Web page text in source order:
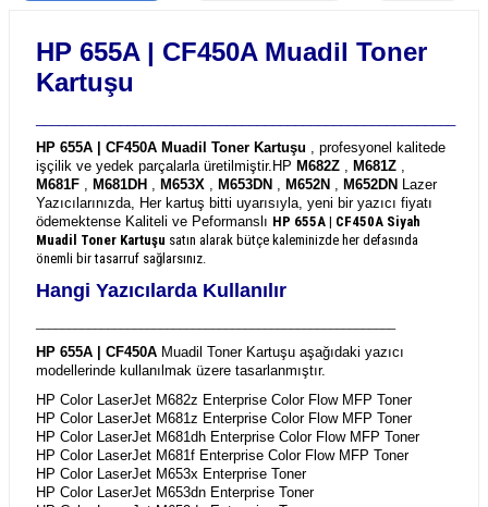
HP 655A | CF450A Muadil Toner
Kartuşu
HP 655A | CF450A Muadil Toner Kartuşu
, profesyonel kalitede
işçilik ve yedek parçalarla üretilmiştir. HP M682Z M681Z
M681F
M681DH M653X M653DN M652N M652DN Lazer
Yazıcılarınızda, Her kartuş bitti uyarısıyla, yeni bir yazıcı fiyatı
ödemektense Kaliteli ve Peformanslı HP 655A | CF450A Siyah
Muadil Toner Kartuşu satın alarak bütçe kaleminizde her defasında
önemli bir tasarruf sağlarsınız.
Hangi Yazıcılarda Kullanılır
HP 655A | CF450A Muadil Toner Kartuşu aşağıdaki yazıcı
modellerinde kullanılmak üzere tasarlanmıştır.
HP Color LaserJet M682z Enterprise Color Flow MFP Toner
HP Color LaserJet M681z Enterprise Color Flow MFP Toner
HP Color LaserJet M681dh Enterprise Color Flow MFP Toner
HP Color LaserJet M681f Enterprise Color Flow MFP Toner
HP Color LaserJet M653x Enterprise Toner
HP Color LaserJet M653dn Enterprise Toner